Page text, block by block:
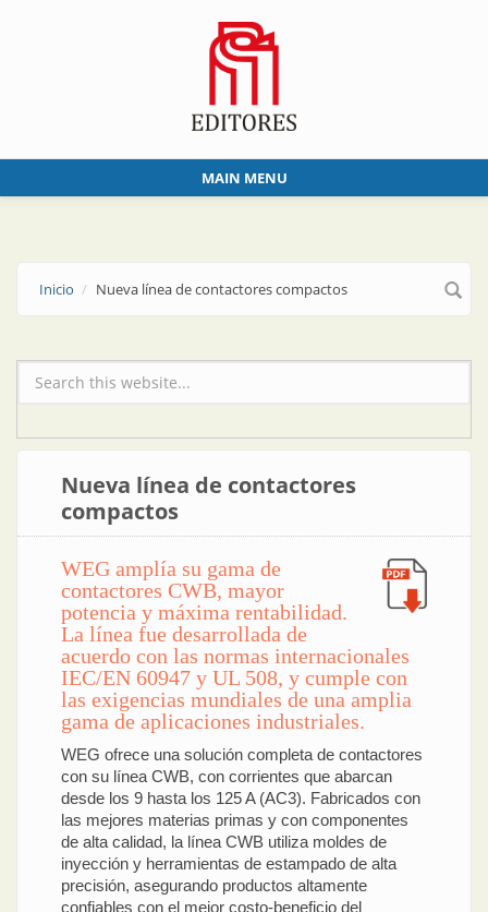
MAIN MENU
Inicio Nueva línea de contactores compactos
Formulario de búsqueda
Nueva línea de contactores
compactos
WEG amplía su gama de
contactores CWB, mayor
potencia y máxima rentabilidad.
La línea fue desarrollada de
acuerdo con las normas internacionales
IEC/EN 60947 y UL 508, y cumple con
las exigencias mundiales de una amplia
gama de aplicaciones industriales.
WEG ofrece una solución completa de contactores
con su línea CWB, con corrientes que abarcan
desde los 9 hasta los 125 A (AC3). Fabricados con
las mejores materias primas y con componentes
de alta calidad, la línea CWB utiliza moldes de
inyección y herramientas de estampado de alta
precisión, asegurando productos altamente
confiables con el mejor costo-beneficio del